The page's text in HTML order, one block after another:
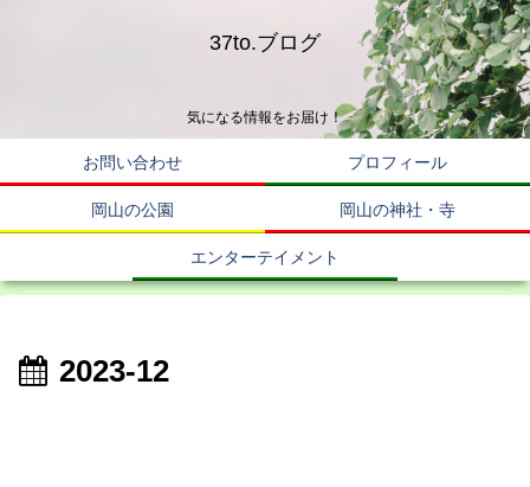
37to.ブログ
気になる情報をお届け！
お問い合わせ プロフィール
岡山の公園 岡山の神社・寺
エンターテイメント
2023-12